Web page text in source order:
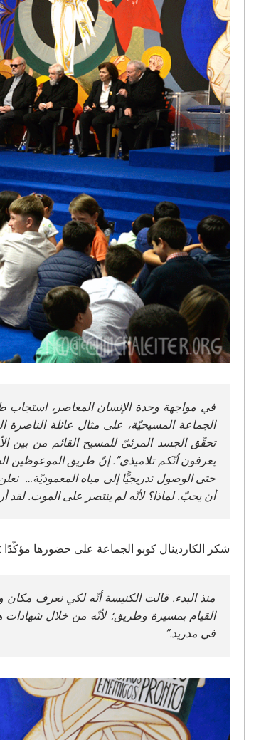
في مواجهة وحدة الإنسان المعاصر، استجاب
الجماعة المسيحيّة، على مثال عائلة
تحقّق الجسد المرئيّ للمسيح القائم من بين
يعرفون أنّكم تلاميذي”. إنّ طريق الموعوظين
حتى الوصول تدريجيًّا إلى مياه المعموديّة…
أن يحبّ. لماذا؟ لأنّه لم ينتصر على الموت. لقد
شكر الكاردينال كوبو الجماعة على حضورها مؤكّدًا :
منذ البدء. قالت الكنيسة أنّه لكي نعرف
القيام بمسيرة وطريق؛ لأنّه من خلال شهادات
في مدريد.”